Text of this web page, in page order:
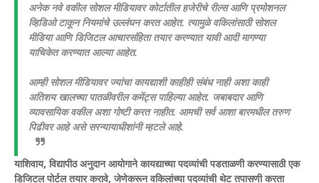
अनेक नवे वकील सोशल मीडियावर कोर्टातील हजेरीचे रील्स आणि प्रमोशनल
व्हिडिओ टाकून नियमांचे उल्लंघन करत आहेत. त्यामुळे वकिलांसाठी सोशल
मीडिया आणि डिजिटल आचारसंहिता तयार करण्यात यावी आदी मागण्या
याचिकेत करण्यात आल्या आहेत.
आम्ही सोशल मीडियावर ज्यांचा कायद्याशी काहीही संबंध नाही अशा काही
अतिशय खालच्या पातळीवरील कमेंट्स पाहिल्या आहेत. जबाबदार आणि
व्यावसायिक वकील अशा गोष्टी करत नाहीत. आमची सर्व आशा बारमधील तरुण
पिढीवर आहे असे सरन्यायाधीशांनी म्हटले आहे.
याशिवाय, विद्यापीठ अनुदान आयोगाने कायद्याच्या पदव्यांची पडताळणी करण्यासाठी एक
डिजिटल पोर्टल तयार करावे, जेणेकरून वकिलांच्या पदव्यांची थेट तपासणी करता